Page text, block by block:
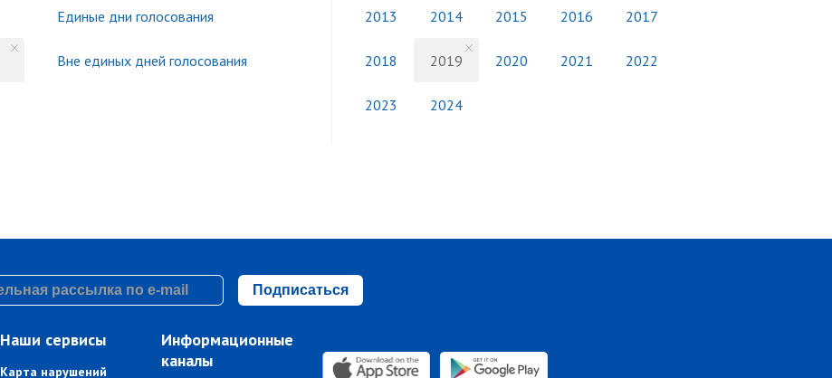
Единые дни голосования
Вне единых дней голосования
2013 2014 2015 2016 2017
2018 2019 2020 2021 2022
2023 2024
Подписаться
Наши сервисы
Карта нарушений
Информационные
каналы